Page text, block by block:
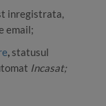
inregistrata,
email;
, statusul
Incasat;